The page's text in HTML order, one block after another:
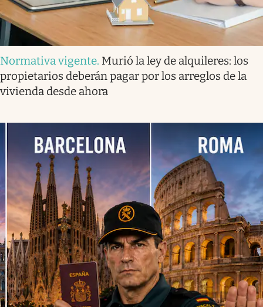
Normativa vigente. Murió la ley de alquileres: los
propietarios deberán pagar por los arreglos de la
vivienda desde ahora